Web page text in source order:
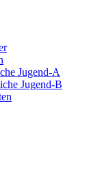
Jugend-A
Jugend-B